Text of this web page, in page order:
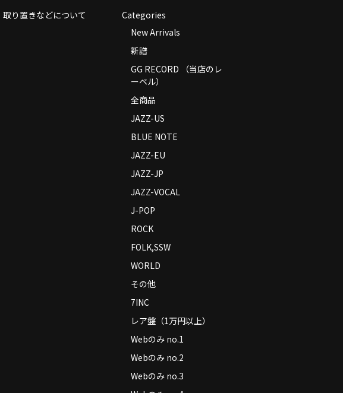
取り置きなどについて
Categories
New Arrivals
新譜
GG RECORD （当店のレ
ーベル）
全商品
JAZZ-US
BLUE NOTE
JAZZ-EU
JAZZ-JP
JAZZ-VOCAL
J-POP
ROCK
FOLK,SSW
WORLD
その他
7INC
レア盤（1万円以上）
Webのみ no.1
Webのみ no.2
Webのみ no.3